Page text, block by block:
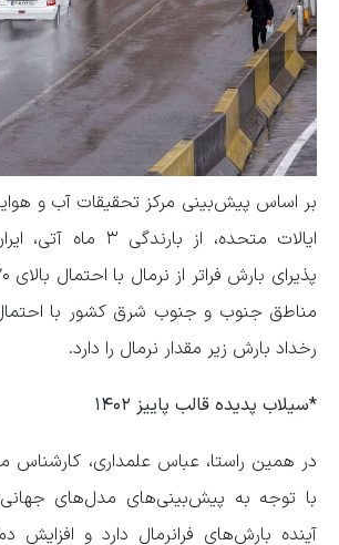
بر اساس پیش‌بینی مرکز تحقیقات آب و
ایالات متحده، از
رخداد بارش زیر مقدار نرمال را‌‌‌‌‌‌‌‌‌‌‌‌‌‌‌‌‌‌‌‌‌‌‌‌‌‌‌‌‌ دارد.
*سیلاب پدیده قالب پاییز ۱۴۰۲
در همین راستا، عباس علمداری، کارشناس
با توجه به پیش‌بینی‌های مدل‌های
آینده بارش‌های فرانرمال دارد و افزایش